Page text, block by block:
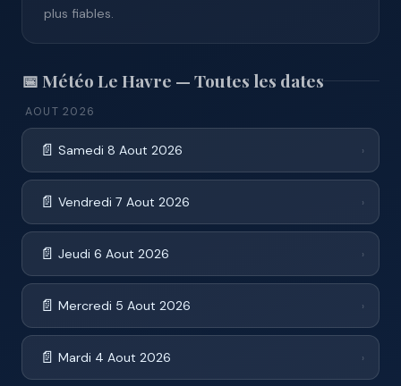
plus fiables.
📅 Météo Le Havre — Toutes les dates
AOUT 2026
📄 Samedi 8 Aout 2026 ›
📄 Vendredi 7 Aout 2026 ›
📄 Jeudi 6 Aout 2026 ›
📄 Mercredi 5 Aout 2026 ›
📄 Mardi 4 Aout 2026 ›